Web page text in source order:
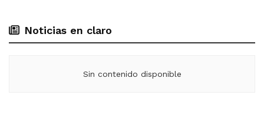
Noticias en claro
Sin contenido disponible